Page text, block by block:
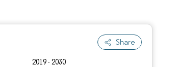
Share
2019 - 2030